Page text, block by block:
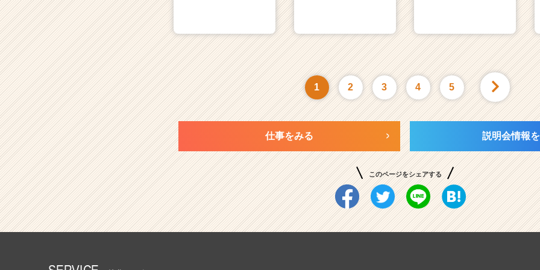
1 2 3 4 5
仕事をみる 説明会情報
このページをシェアする